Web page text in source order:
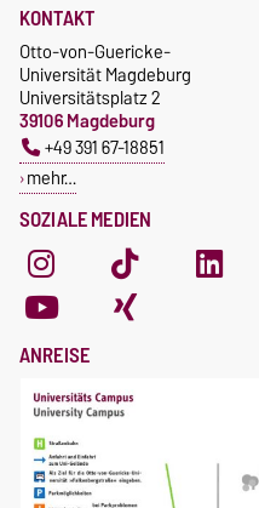
SOZIALE MEDIEN
KONTAKT
Otto-von-Guericke-
Universität Magdeburg
Universitätsplatz 2
39106 Magdeburg
+49 391 67-18851
mehr…
ANREISE